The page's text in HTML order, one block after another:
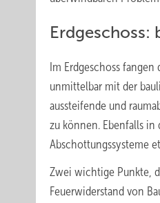
Erdgeschoss:
Im Erdgeschoss
unmittelbar mit der
aussteifende und
zu können. Ebenfalls in
Abschottungssysteme
Zwei wichtige Punkte,
Feuerwiderstand von